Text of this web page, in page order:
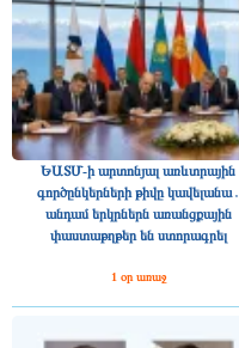
ԵԱՏՄ-ի արտոնյալ առևտրային
գործընկերների թիվը կավելանա․
անդամ երկրներն առանցքային
փաստաթղթեր են ստորագրել
1 օր առաջ